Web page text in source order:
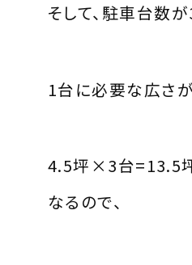
そして、駐車台数
1台に必要な広さ
4.5坪×3台=13.5
なるので、